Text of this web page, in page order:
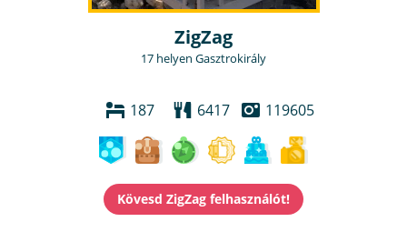
ZigZag
17 helyen Gasztrokirály
187 6417 119605